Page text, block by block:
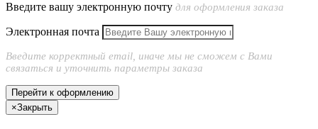
Введите вашу электронную почту для оформления заказа
Электронная почта
Введите корректный email, иначе мы не сможем с Вами
связаться и уточнить параметры заказа
Перейти к оформлению
×Закрыть